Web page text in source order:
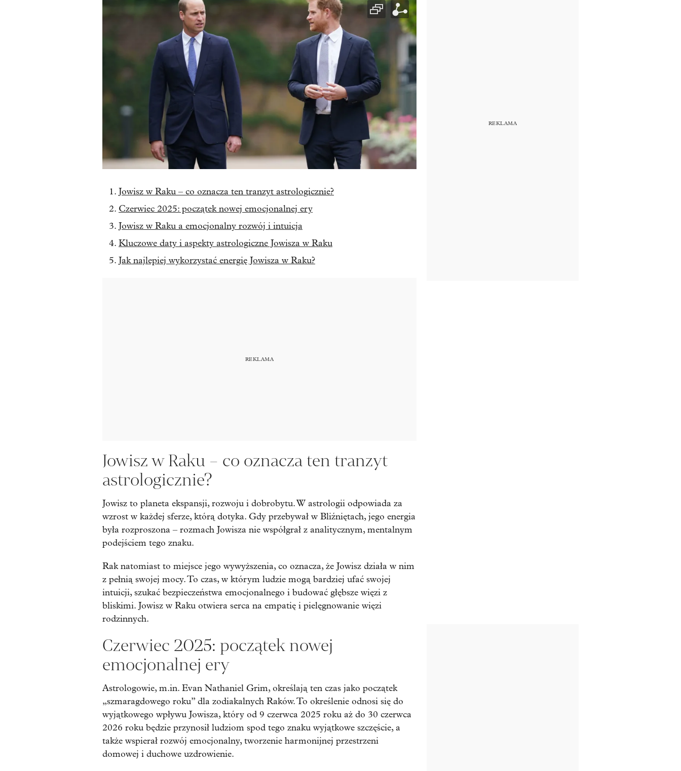
Jowisz w Raku – co oznacza ten tranzyt astrologicznie?
Czerwiec 2025: początek nowej emocjonalnej ery
Jowisz w Raku a emocjonalny rozwój i intuicja
Kluczowe daty i aspekty astrologiczne Jowisza w Raku
Jak najlepiej wykorzystać energię Jowisza w Raku?
Jowisz w Raku – co oznacza ten tranzyt
astrologicznie?
Jowisz to planeta ekspansji, rozwoju i dobrobytu. W astrologii odpowiada za
wzrost w każdej sferze, którą dotyka. Gdy przebywał w Bliźniętach, jego energia
była rozproszona – rozmach Jowisza nie współgrał z analitycznym, mentalnym
podejściem tego znaku.
Rak natomiast to miejsce jego wywyższenia, co oznacza, że Jowisz działa w nim
z pełnią swojej mocy. To czas, w którym ludzie mogą bardziej ufać swojej
intuicji, szukać bezpieczeństwa emocjonalnego i budować głębsze więzi z
bliskimi. Jowisz w Raku otwiera serca na empatię i pielęgnowanie więzi
rodzinnych.
Czerwiec 2025: początek nowej
emocjonalnej ery
Astrologowie, m.in. Evan Nathaniel Grim, określają ten czas jako początek
„szmaragdowego roku” dla zodiakalnych Raków. To określenie odnosi się do
wyjątkowego wpływu Jowisza, który od 9 czerwca 2025 roku aż do 30 czerwca
2026 roku będzie przynosił ludziom spod tego znaku wyjątkowe szczęście, a
także wspierał rozwój emocjonalny, tworzenie harmonijnej przestrzeni
domowej i duchowe uzdrowienie.